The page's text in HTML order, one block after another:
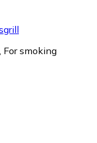
For smoking